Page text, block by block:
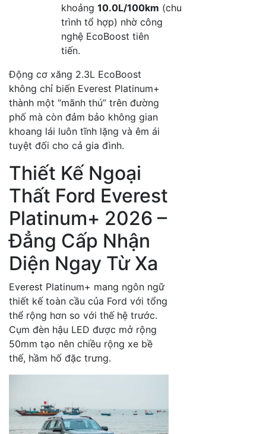
khoảng 10.0L/100km (chu
trình tổ hợp) nhờ công
nghệ EcoBoost tiên
tiến.
Động cơ xăng 2.3L EcoBoost
không chỉ biến Everest Platinum+
thành một “mãnh thú” trên đường
phố mà còn đảm bảo không gian
khoang lái luôn tĩnh lặng và êm ái
tuyệt đối cho cả gia đình.
Thiết Kế Ngoại
Thất Ford Everest
Platinum+ 2026 –
Đẳng Cấp Nhận
Diện Ngay Từ Xa
Everest Platinum+ mang ngôn ngữ
thiết kế toàn cầu của Ford với tổng
thể rộng hơn so với thế hệ trước.
Cụm đèn hậu LED được mở rộng
50mm tạo nên chiều rộng xe bề
thế, hầm hố đặc trưng.